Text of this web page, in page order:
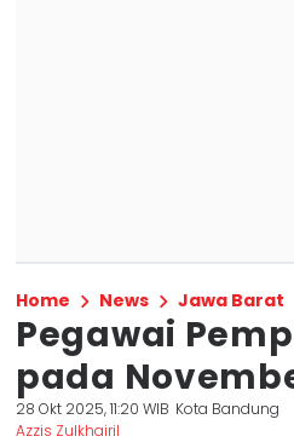
Home News Jawa Barat
Pegawai
pada
28 Okt 2025, 11:20 WIB Kota Bandung
Azzis Zulkhairil